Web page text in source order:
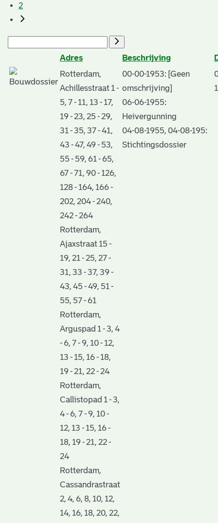
2
Adres Beschrijving
Rotterdam,
Achillesstraat 1 -
5, 7 - 11, 13 - 17,
19 - 23, 25 - 29,
31 - 35, 37 - 41,
43 - 47, 49 - 53,
55 - 59, 61 - 65,
67 - 71, 90 - 126,
128 - 164, 166 -
202, 204 - 240,
242 - 264
Rotterdam,
Ajaxstraat 15 -
19, 21 - 25, 27 -
31, 33 - 37, 39 -
43, 45 - 49, 51 -
55, 57 - 61
Rotterdam,
Arguspad 1 - 3, 4
- 6, 7 - 9, 10 - 12,
13 - 15, 16 - 18,
19 - 21, 22 - 24
Rotterdam,
Callistopad 1 - 3,
4 - 6, 7 - 9, 10 -
12, 13 - 15, 16 -
18, 19 - 21, 22 -
24
Rotterdam,
Cassandrastraat
2, 4, 6, 8, 10, 12,
14, 16, 18, 20, 22,
00-00-1953: [Geen
omschrijving]
06-06-1955:
Heivergunning
04-08-1955, 04-08-195:
Stichtingsdossier